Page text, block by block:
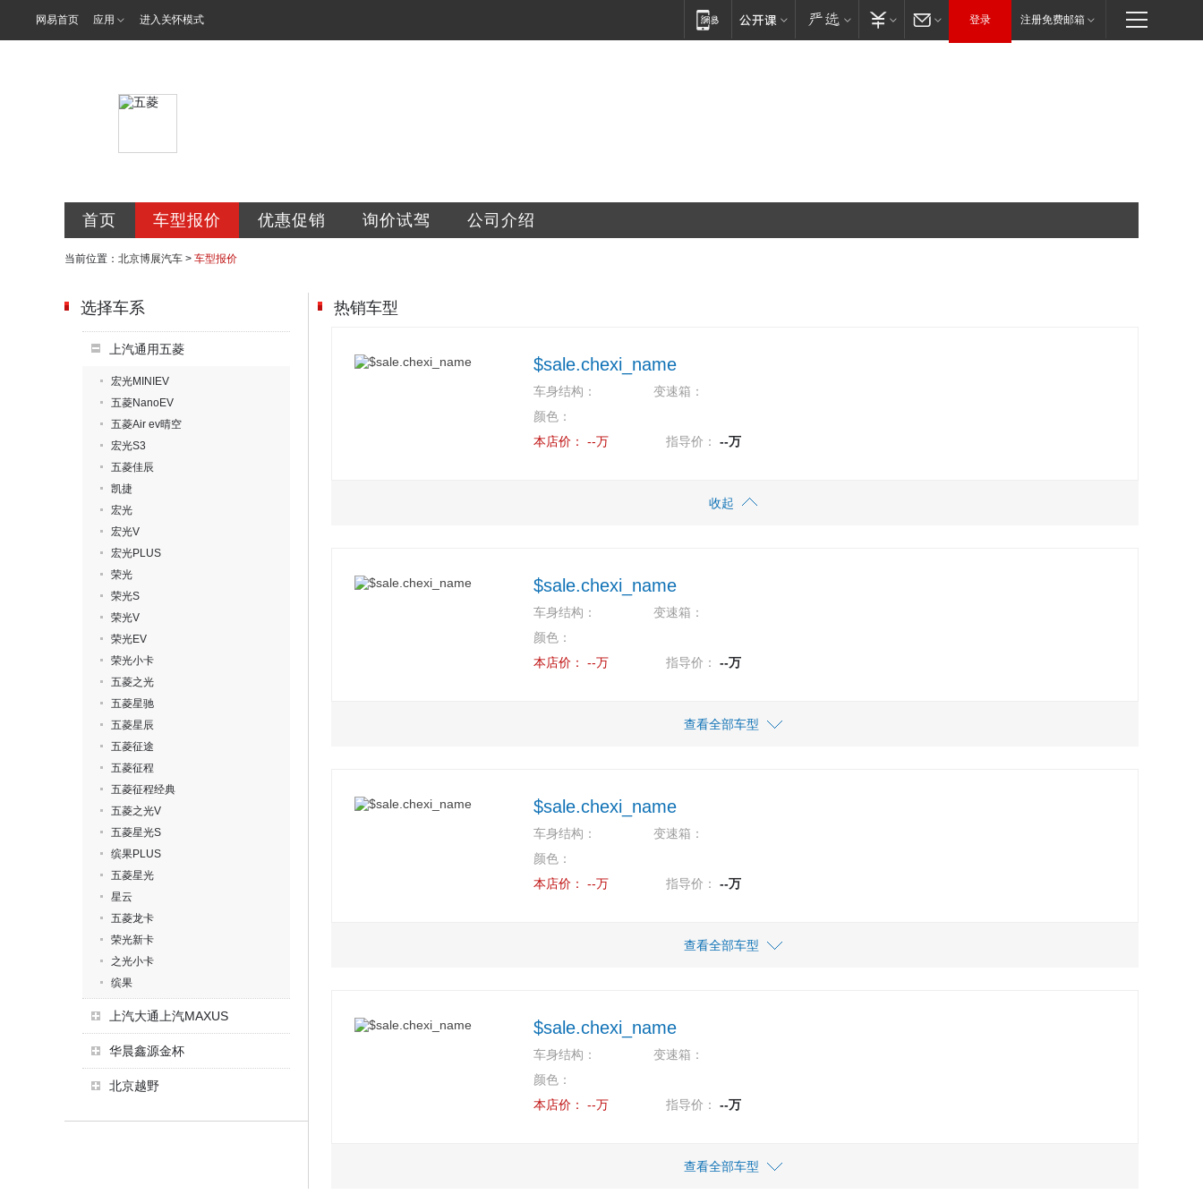
网易首页 应用 进入关怀模式 登录 注册免费邮箱
首页 车型报价 优惠促销 询价试驾 公司介绍
当前位置： 北京博展汽车 > 车型报价
选择车系
上汽通用五菱
宏光MINIEV
五菱NanoEV
五菱Air ev晴空
宏光S3
五菱佳辰
凯捷
宏光
宏光V
宏光PLUS
荣光
荣光S
荣光V
荣光EV
荣光小卡
五菱之光
五菱星驰
五菱星辰
五菱征途
五菱征程
五菱征程经典
五菱之光V
五菱星光S
缤果PLUS
五菱星光
星云
五菱龙卡
荣光新卡
之光小卡
缤果
上汽大通上汽MAXUS
华晨鑫源金杯
北京越野
热销车型
$sale.chexi_name
车身结构：
变速箱：
颜色：
本店价：
--万 指导价： --万
收起
$sale.chexi_name
车身结构：
变速箱：
颜色：
本店价：
--万 指导价： --万
查看全部车型
$sale.chexi_name
车身结构：
变速箱：
颜色：
本店价：
--万 指导价： --万
查看全部车型
$sale.chexi_name
车身结构：
变速箱：
颜色：
本店价：
--万 指导价： --万
查看全部车型